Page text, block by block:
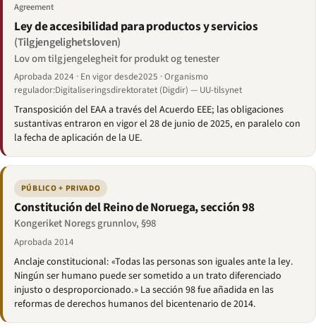
Agreement
Ley de accesibilidad para productos y servicios
(Tilgjengelighetsloven)
Lov om tilgjengelegheit for produkt og tenester
Aprobada 2024 · En vigor desde2025 · Organismo
regulador:Digitaliseringsdirektoratet (Digdir) — UU-tilsynet
Transposición del EAA a través del Acuerdo EEE; las obligaciones
sustantivas entraron en vigor el 28 de junio de 2025, en paralelo con
la fecha de aplicación de la UE.
PÚBLICO + PRIVADO
Constitución del Reino de Noruega, sección 98
Kongeriket Noregs grunnlov, §98
Aprobada 2014
Anclaje constitucional: «Todas las personas son iguales ante la ley.
Ningún ser humano puede ser sometido a un trato diferenciado
injusto o desproporcionado.» La sección 98 fue añadida en las
reformas de derechos humanos del bicentenario de 2014.